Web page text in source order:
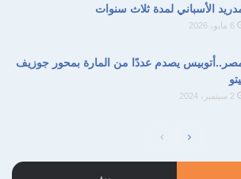
الأسباني لمدة ثلاث سنوات
6 مايو، 2026
يصدم عددًا من المارة بمحور جوزيف
2 سبتمبر، 2024
الصفحة
السابقة
الصفحة
التالية